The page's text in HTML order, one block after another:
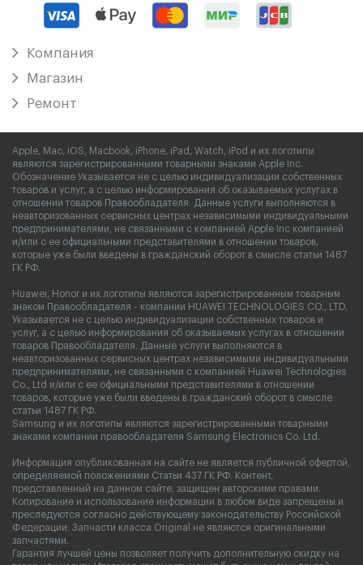
Компания
Магазин
Ремонт
Apple, Mac, iOS, Macbook, iPhone, iPad, Watch, iPod и их логотипы
являются зарегистрированными товарными знаками Apple Inc.
Обозначение Указывается не с целью индивидуализации собственных
товаров и услуг, а с целью информирования об оказываемых услугах в
отношении товаров Правообладателя. Данные услуги выполняются в
неавторизованных сервисных центрах независимыми индивидуальными
предпринимателями, не связанными с компанией Apple Inc компанией
и/или с ее официальными представителями в отношении товаров,
которые уже были введены в гражданский оборот в смысле статьи 1487
ГК РФ.
Huawei, Honor и их логотипы являются зарегистрированным товарным
знаком Правообладателя - компании HUAWEI TECHNOLOGIES CO., LTD.
Указывается не с целью индивидуализации собственных товаров и
услуг, а с целью информирования об оказываемых услугах в отношении
товаров Правообладателя. Данные услуги выполняются в
неавторизованных сервисных центрах независимыми индивидуальными
предпринимателями, не связанными с компанией Huawei Technologies
Co., Ltd и/или с ее официальными представителями в отношении
товаров, которые уже были введены в гражданский оборот в смысле
статьи 1487 ГК РФ.
Samsung и их логотипы являются зарегистрированными товарными
знаками компании правообладателя Samsung Electronics Co. Ltd.
Информация опубликованная на сайте не является публичной офертой,
определяемой положениями Статьи 437 ГК РФ. Контент,
представленный на данном сайте, защищен авторскими правами.
Копирование и использование информации в любом виде запрещены и
преследуются согласно действующему законодательству Российской
Федерации. Запчасти класса Original не являются оригинальными
запчастями.
Гарантия лучшей цены позволяет получить дополнительную скидку на